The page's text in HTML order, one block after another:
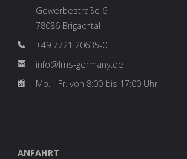
Gewerbestraße 6
78086 Brigachtal
+49 7721 20635-0
info@lms-germany.de
Mo. - Fr. von 8:00 bis 17:00 Uhr
ANFAHRT